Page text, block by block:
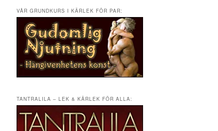
VÅR GRUNDKURS I KÄRLEK FÖR PAR:
TANTRALILA – LEK & KÄRLEK FÖR ALLA: